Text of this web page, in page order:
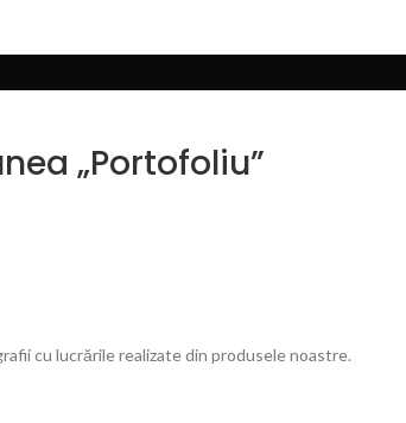
„Portofoliu”
cu lucrările realizate din produsele noastre.